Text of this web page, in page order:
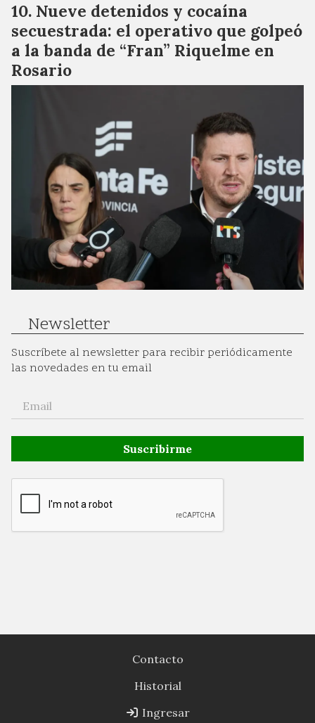
Nueve detenidos y cocaína
secuestrada: el operativo que golpeó
a la banda de “Fran” Riquelme en
Rosario
Newsletter
Suscríbete al newsletter para recibir periódicamente
las novedades en tu email
Suscribirme
Contacto
Historial
Ingresar